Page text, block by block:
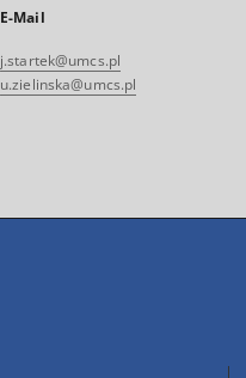
E-Mail
j.startek@umcs.pl
u.zielinska@umcs.pl